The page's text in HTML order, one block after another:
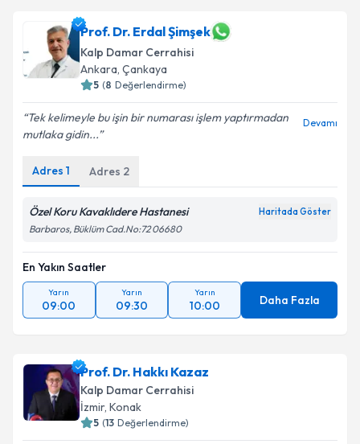
Prof. Dr. Erdal Şimşek
Kalp Damar Cerrahisi
Ankara, Çankaya
5 (8 Değerlendirme)
Tek kelimeyle bu işin bir numarası işlem yaptırmadan
mutlaka gidin...
Devamı
Adres 1 Adres 2
Özel Koru Kavaklıdere Hastanesi Haritada Göster
Barbaros, Büklüm Cad.No:72 06680
En Yakın Saatler
Yarın
09:00
Yarın
09:30
Yarın
10:00 Daha Fazla
Prof. Dr. Hakkı Kazaz
Kalp Damar Cerrahisi
İzmir, Konak
5 (13 Değerlendirme)